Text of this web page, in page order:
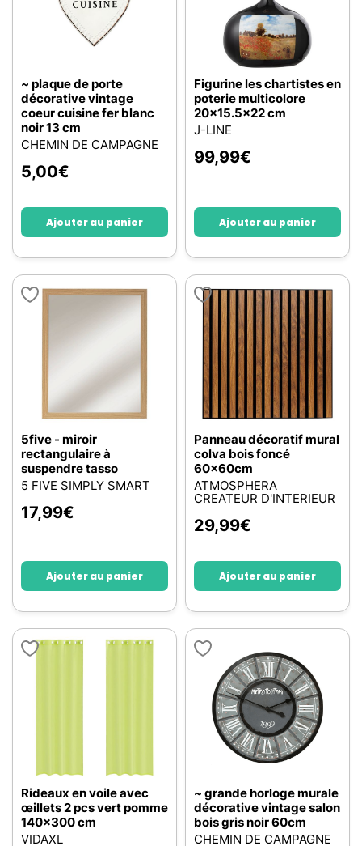
~ plaque de porte
décorative vintage
coeur cuisine fer blanc
noir 13 cm
CHEMIN DE CAMPAGNE
5,00€
Ajouter au panier
Figurine les chartistes en
poterie multicolore
20x15.5x22 cm
J-LINE
99,99€
Ajouter au panier
5five - miroir
rectangulaire à
suspendre tasso
5 FIVE SIMPLY SMART
17,99€
Ajouter au panier
Panneau décoratif mural
colva bois foncé
60x60cm
ATMOSPHERA
CREATEUR D'INTERIEUR
29,99€
Ajouter au panier
Rideaux en voile avec
œillets 2 pcs vert pomme
140x300 cm
VIDAXL
~ grande horloge murale
décorative vintage salon
bois gris noir 60cm
CHEMIN DE CAMPAGNE